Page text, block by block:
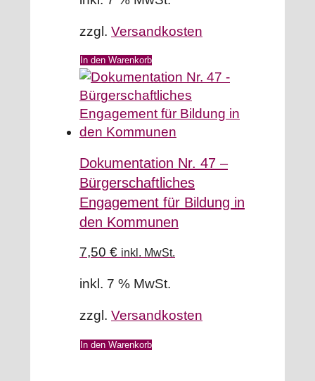
zzgl. Versandkosten
In den Warenkorb
Dokumentation Nr. 47 –
Bürgerschaftliches
Engagement für Bildung in
den Kommunen
7,50 € inkl. MwSt.
inkl. 7 % MwSt.
zzgl. Versandkosten
In den Warenkorb